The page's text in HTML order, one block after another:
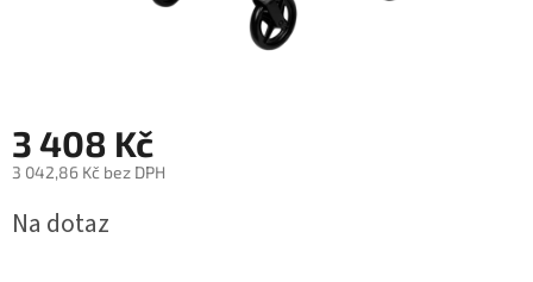
3 408 Kč
3 042,86 Kč bez DPH
cena:
Na dotaz